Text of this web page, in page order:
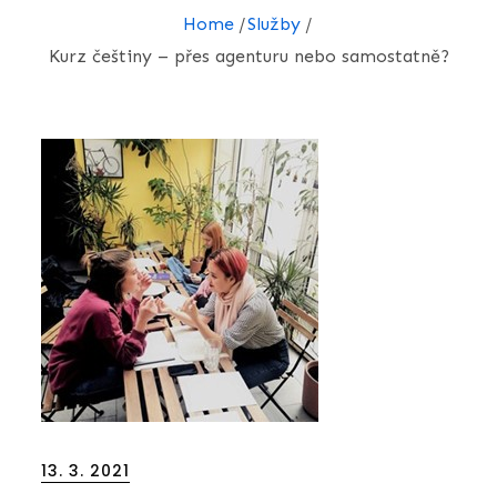
Home
Služby
Kurz češtiny – přes agenturu nebo samostatně?
Posted
13. 3. 2021